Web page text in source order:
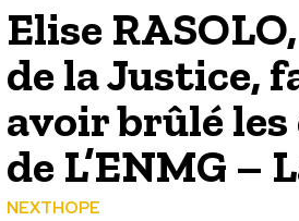
Elise
de la Justice,
avoir brûlé
de L’ENMG –
NEXTHOPE